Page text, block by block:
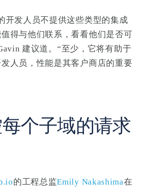
开发人员不提供这些类型的集成
得与他们联系，看看他们是否可
建议道。“至少，它将有助于
人员，性能是其客户商店的重要
个子域的请求
的工程总监Emily Nakashima在